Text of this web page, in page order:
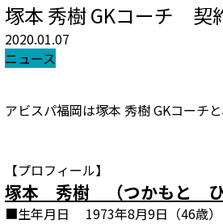
塚本 秀樹 GKコーチ 契
2020.01.07
ニュース
アビスパ福岡は塚本 秀樹 GKコーチ
【プロフィール】
塚本 秀樹 （つかもと ひ
■生年月日
1973年8月9日（46歳）